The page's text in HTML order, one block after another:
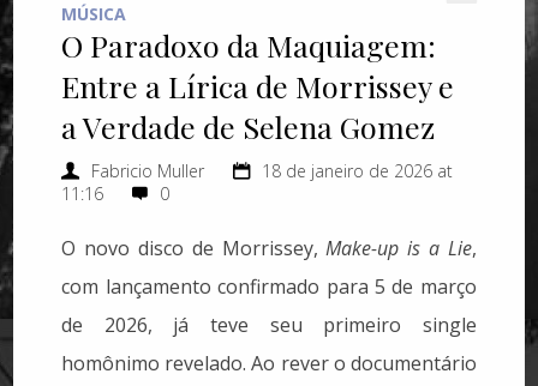
MÚSICA
O Paradoxo da Maquiagem:
Entre a Lírica de Morrissey e
a Verdade de Selena Gomez
Fabricio Muller
18 de janeiro de 2026 at
11:16
0
O novo disco de Morrissey,Make-up is a Lie,
com lançamento confirmado para 5 de março
de 2026, já teve seu primeiro single
homônimo revelado. Ao rever o documentário